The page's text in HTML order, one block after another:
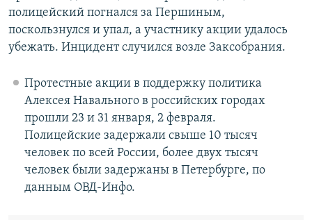
полицейский погнался за Першиным,
поскользнулся и упал, а участнику акции удалось
убежать. Инцидент случился возле Заксобрания.
Протестные акции в поддержку политика
Алексея Навального в российских городах
прошли 23 и 31 января, 2 февраля.
Полицейские задержали свыше 10 тысяч
человек по всей России, более двух тысяч
человек были задержаны в Петербурге, по
данным ОВД-Инфо.